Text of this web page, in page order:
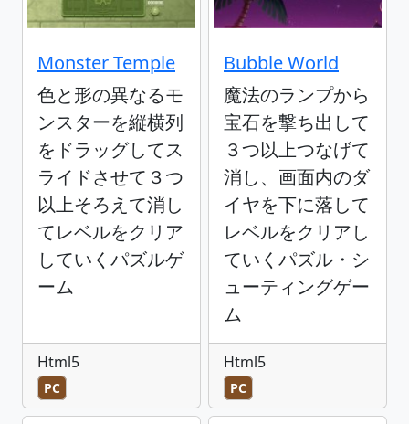
Monster Temple
色と形の異なるモ
ンスターを縦横列
をドラッグしてス
ライドさせて３つ
以上そろえて消し
てレベルをクリア
していくパズルゲ
ーム
Html5
PC
Bubble World
魔法のランプから
宝石を撃ち出して
３つ以上つなげて
消し、画面内のダ
イヤを下に落して
レベルをクリアし
ていくパズル・シ
ューティングゲー
ム
Html5
PC